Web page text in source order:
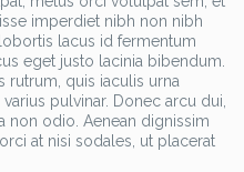
imperdiet nibh non nibh
lacus id fermentum
eget justo lacinia bibendum.
rutrum, quis iaculis urna
pulvinar. Donec arcu dui,
non odio. Aenean dignissim
at nisi sodales, ut placerat